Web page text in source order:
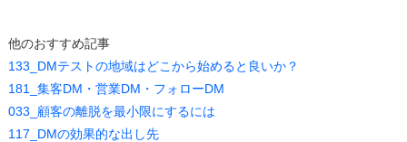
他のおすすめ記事
133_DMテストの地域はどこから始めると良いか？
181_集客DM・営業DM・フォローDM
033_顧客の離脱を最小限にするには
117_DMの効果的な出し先